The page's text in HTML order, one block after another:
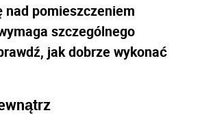
nad pomieszczeniem
szczególnego
jak dobrze wykonać